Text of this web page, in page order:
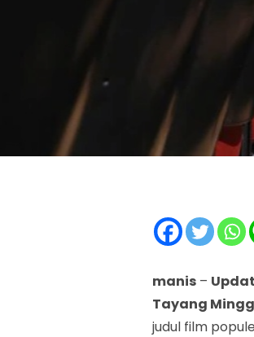
manis –
Tayang
judul film